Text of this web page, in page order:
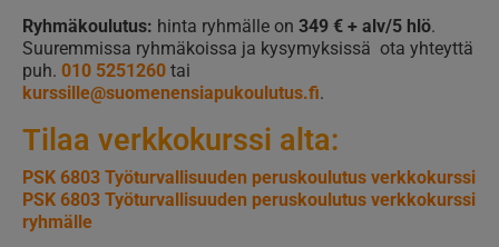
Ryhmäkoulutus: hinta ryhmälle on 349 € + alv/5 hlö.
Suuremmissa ryhmäkoissa ja kysymyksissä ota yhteyttä
puh. 010 5251260 tai
kurssille@suomenensiapukoulutus.fi.
Tilaa verkkokurssi alta:
PSK 6803 Työturvallisuuden peruskoulutus verkkokurssi
PSK 6803 Työturvallisuuden peruskoulutus verkkokurssi
ryhmälle